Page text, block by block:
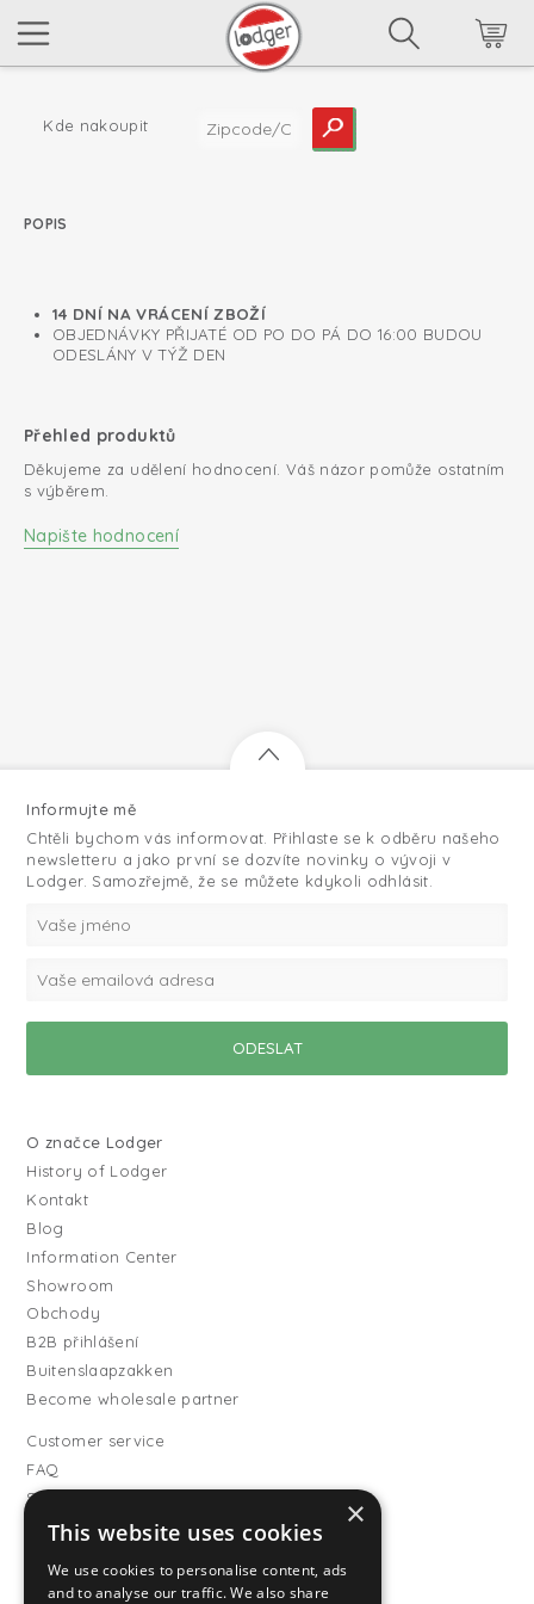
Kde nakoupit
POPIS
14 DNÍ NA VRÁCENÍ ZBOŽÍ
OBJEDNÁVKY PŘIJATÉ OD PO DO PÁ DO 16:00 BUDOU
ODESLÁNY V TÝŽ DEN
Přehled produktů
Děkujeme za udělení hodnocení. Váš názor pomůže ostatním
s výběrem.
Napište hodnocení
Informujte mě
Chtěli bychom vás informovat. Přihlaste se k odběru našeho
newsletteru a jako první se dozvíte novinky o vývoji v
Lodger. Samozřejmě, že se můžete kdykoli odhlásit.
O značce Lodger
History of Lodger
Kontakt
Blog
Information Center
Showroom
Obchody
B2B přihlášení
Buitenslaapzakken
Become wholesale partner
Customer service
FAQ
Shipping
Vrácení
Všeobecné obchodní
×
This website uses cookies
We use cookies to personalise content, ads
and to analyse our traffic. We also share